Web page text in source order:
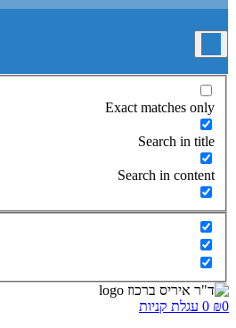
Exact matches only
Search in title
Search in content
₪0
0 עגלת קניות